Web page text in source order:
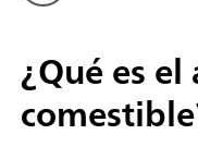
¿Qué es